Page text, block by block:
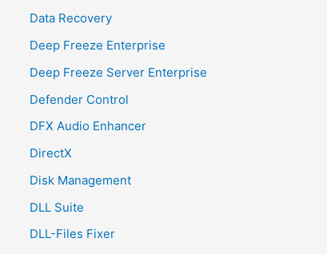
Data Recovery
Deep Freeze Enterprise
Deep Freeze Server Enterprise
Defender Control
DFX Audio Enhancer
DirectX
Disk Management
DLL Suite
DLL-Files Fixer